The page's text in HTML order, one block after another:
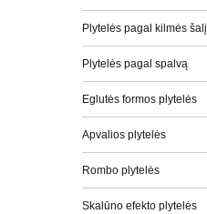
Plytelės pagal kilmės šalį
Plytelės pagal spalvą
Eglutės formos plytelės
Apvalios plytelės
Rombo plytelės
Skalūno efekto plytelės